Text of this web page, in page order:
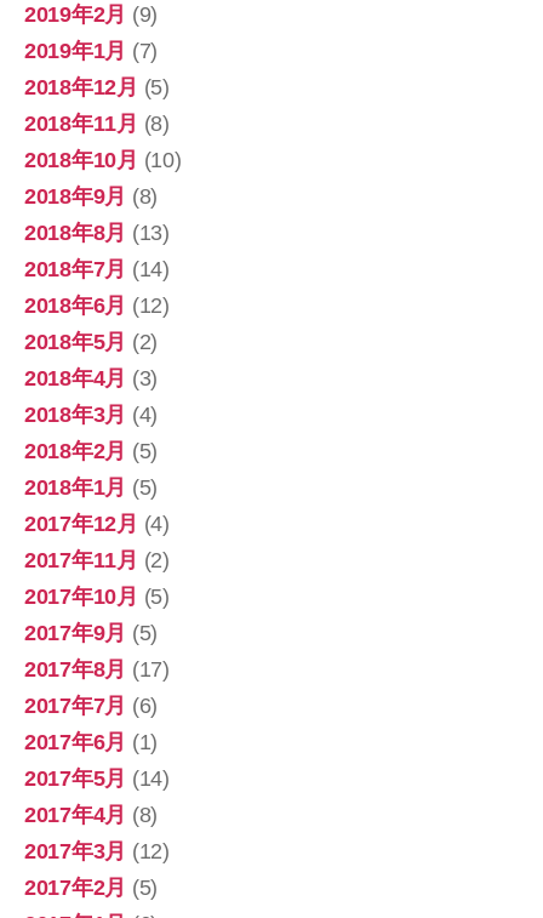
2019年2月 (9)
2019年1月 (7)
2018年12月 (5)
2018年11月 (8)
2018年10月 (10)
2018年9月 (8)
2018年8月 (13)
2018年7月 (14)
2018年6月 (12)
2018年5月 (2)
2018年4月 (3)
2018年3月 (4)
2018年2月 (5)
2018年1月 (5)
2017年12月 (4)
2017年11月 (2)
2017年10月 (5)
2017年9月 (5)
2017年8月 (17)
2017年7月 (6)
2017年6月 (1)
2017年5月 (14)
2017年4月 (8)
2017年3月 (12)
2017年2月 (5)